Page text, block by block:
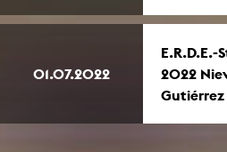
01.07.2022
2022
Gutiérrez